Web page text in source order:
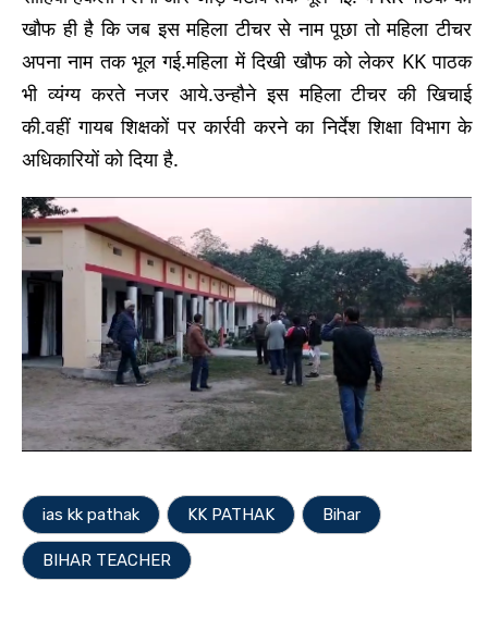
खौफ ही है कि जब इस महिला टीचर से नाम पूछा तो महिला टीचर
अपना नाम तक भूल गई.महिला में दिखी खौफ को लेकर KK पाठक
भी व्यंग्य करते नजर आये.उन्हौने इस महिला टीचर की खिचाई
की.वहीं गायब शिक्षकों पर कार्रवी करने का निर्देश शिक्षा विभाग के
अधिकारियों को दिया है.
ias kk pathak KK PATHAK Bihar
BIHAR TEACHER